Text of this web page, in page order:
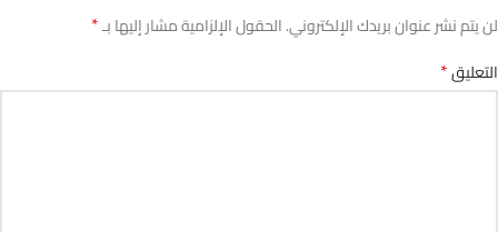
لن يتم نشر عنوان بريدك الإلكتروني.الحقول الإلزامية مشار إليها بـ*
التعليق*